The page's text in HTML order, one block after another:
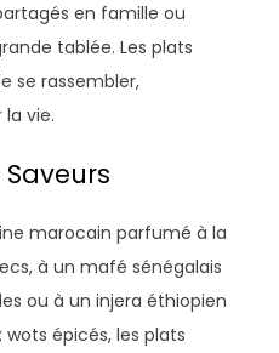
en famille ou
tablée. Les plats
se rassembler,
vie.
marocain parfumé à la
à un mafé sénégalais
ou à un injera éthiopien
épicés, les plats